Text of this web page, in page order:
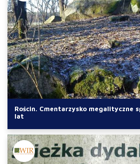
Rościn. Cmentarzysko megalityczne
lat